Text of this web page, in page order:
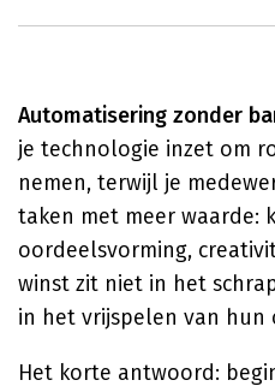
Automatisering zonder
je technologie inzet om
nemen, terwijl je
taken met meer waarde:
oordeelsvorming,
winst zit niet in het
in het vrijspelen van hun
Het korte antwoord: